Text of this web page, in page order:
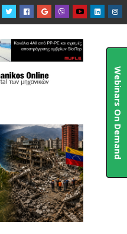

Webinars On Demand